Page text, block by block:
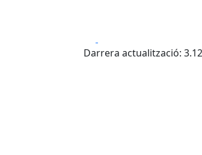
Darrera actualització: